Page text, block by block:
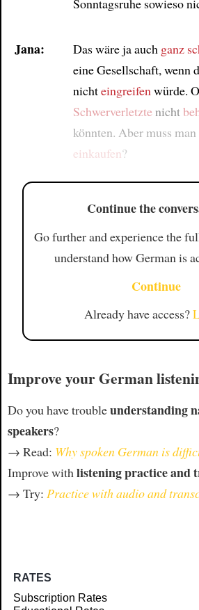
Jana: Das wäre ja auch ganz
eine Gesellschaft, wenn
nichteingreifen würde.
Schwerverletztenicht
könnten. Aber muss
einkaufen?
Continue the
Go further and experience the
understand how German is
Continue
Already have access?
Improve your German
Do you have troubleunderstanding
speakers?
→ Read: Why spoken German is
Improve withlistening practice and
→ Try: Practice with audio and
RATES
Subscription Rates